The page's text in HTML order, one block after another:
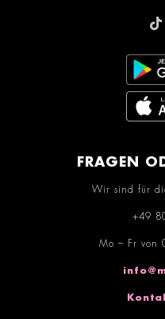
FRAGEN
Wir sind für
+49
Mo – Fr von